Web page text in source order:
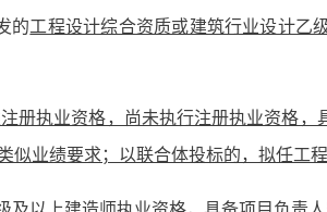
的工程设计综合资质或建筑行业设计乙
册执业资格，尚未执行注册执业资格
业绩要求；以联合体投标的，拟任工